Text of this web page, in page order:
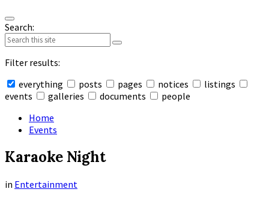
Search:
Filter results:
everything
posts pages notices
listings
events
galleries documents people
search
Home
Events
Karaoke Night
in Entertainment